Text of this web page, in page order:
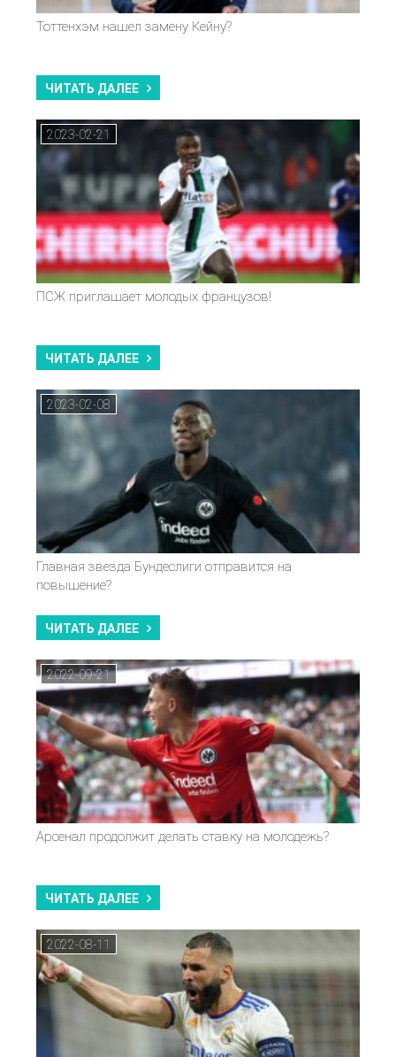
Тоттенхэм нашел замену Кейну?
ЧИТАТЬ ДАЛЕЕ
2023-02-21
ПСЖ приглашает молодых французов!
ЧИТАТЬ ДАЛЕЕ
2023-02-08
Главная звезда Бундеслиги отправится на
повышение?
ЧИТАТЬ ДАЛЕЕ
2022-09-21
Арсенал продолжит делать ставку на молодежь?
ЧИТАТЬ ДАЛЕЕ
2022-08-11